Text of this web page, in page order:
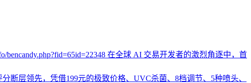
bencandy.php?fid=65id=22348 在全球 AI 交易开发者的激烈角逐中，首
断层领先，凭借199元的极致价格、UVC杀菌、8档调节、5种喷头、